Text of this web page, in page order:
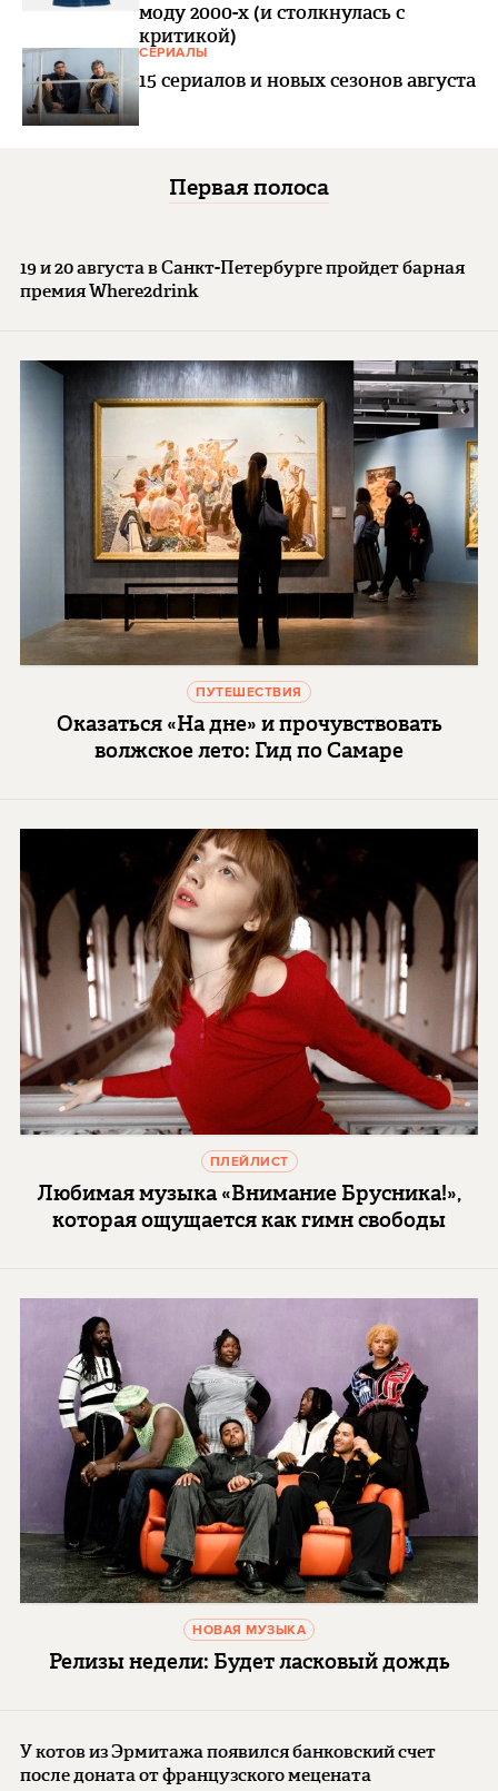
моду 2000-х (и столкнулась с
критикой)
СЕРИАЛЫ
15 сериалов и новых сезонов августа
Первая полоса
19 и 20 августа в Санкт-Петербурге пройдет барная
премия Where2drink
ПУТЕШЕСТВИЯ
Оказаться «На дне» и прочувствовать
волжское лето: Гид по Самаре
ПЛЕЙЛИСТ
Любимая музыка «Внимание Брусника!»,
которая ощущается как гимн свободы
НОВАЯ МУЗЫКА
Релизы недели: Будет ласковый дождь
У котов из Эрмитажа появился банковский счет
после доната от французского мецената